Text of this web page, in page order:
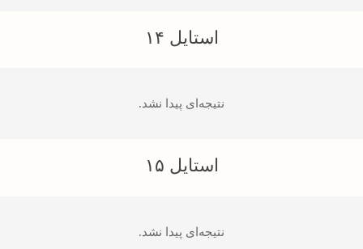
استایل ۱۴
نتیجه‌ای پیدا نشد.
استایل ۱۵
نتیجه‌ای پیدا نشد.